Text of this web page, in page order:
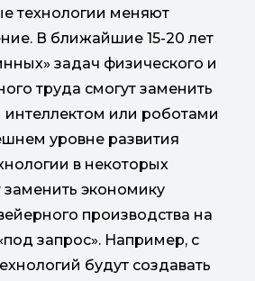
технологии меняют
В ближайшие 15-20 лет
задач физического и
труда смогут заменить
интеллектом или роботами
уровне развития
в некоторых
заменить экономику
производства на
запрос». Например, с
будут создавать